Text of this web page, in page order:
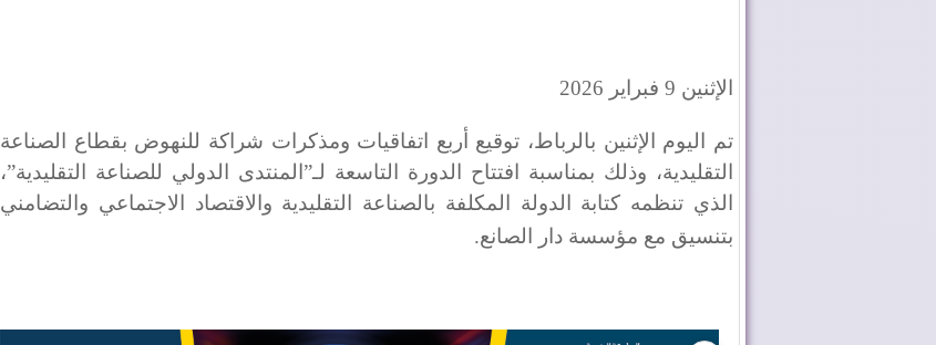
الإثنين 9 فبراير 2026
تم اليوم الإثنين بالرباط، توقيع أربع اتفاقيات ومذكرات شراكة للنهوض بقطاع الصناعة
التقليدية، وذلك بمناسبة افتتاح الدورة التاسعة لـ”المنتدى الدولي للصناعة التقليدية”،
الذي تنظمه كتابة الدولة المكلفة بالصناعة التقليدية والاقتصاد الاجتماعي والتضامني
بتنسيق مع مؤسسة دار الصانع.